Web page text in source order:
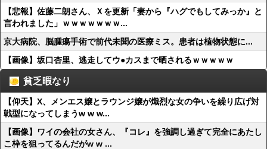
【悲報】佐藤二朗さん、Ｘを更新「妻から『ハグでもしてみっか』と
言われました」ｗｗｗｗｗｗｗ...
京大病院、脳腫瘍手術で前代未聞の医療ミス。患者は植物状態に...
【画像】坂口杏里、逃走してウ●カスまで晒されるｗｗｗｗｗ
貧乏暇なり
【仰天】X、メンエス嬢とラウンジ嬢が熾烈な女の争いを繰り広げ対
戦型になってしまうw w w...
【画像】ワイの会社の女さん、『コレ』を強調し過ぎて完全にあたし
こ枠を狙ってるんだがw w ...